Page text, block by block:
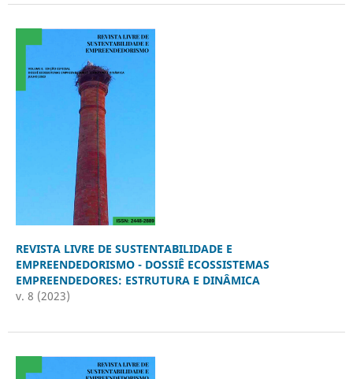
REVISTA LIVRE DE SUSTENTABILIDADE E
EMPREENDEDORISMO - DOSSIÊ ECOSSISTEMAS
EMPREENDEDORES: ESTRUTURA E DINÂMICA
v. 8 (2023)